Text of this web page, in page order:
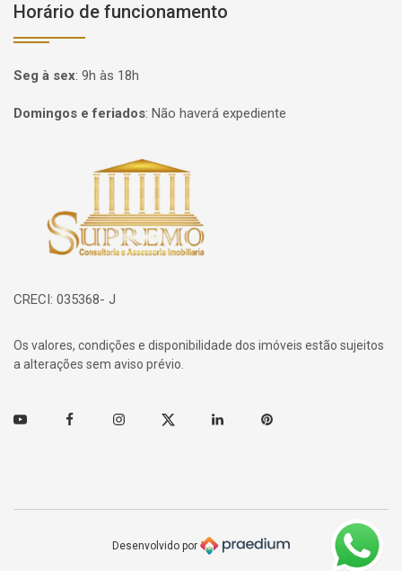
Horário de funcionamento
Seg à sex: 9h às 18h
Domingos e feriados: Não haverá expediente
Página inicial
CRECI: 035368- J
Os valores, condições e disponibilidade dos imóveis estão sujeitos
a alterações sem aviso prévio.
Youtube FacebookInstagramTwitter Linkedin Pinterest
Desenvolvido por